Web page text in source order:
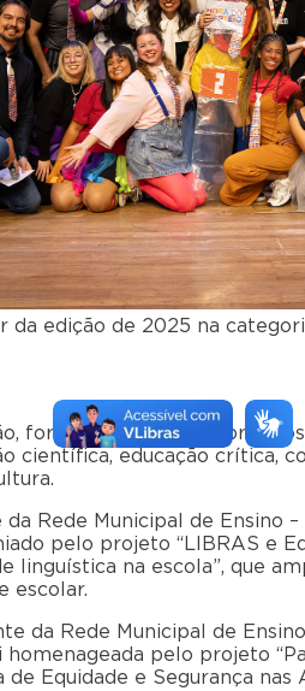
da edição de 2025 na
foram reconhecidos
científica, educação crítica,
Rede Municipal de Ensino
pelo projeto “LIBRAS e
linguística na escola”, que
escolar.
da Rede Municipal de
homenageada pelo projeto
Equidade e Segurança nas